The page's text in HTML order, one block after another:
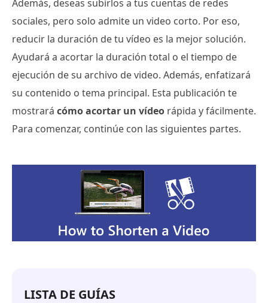
Además, deseas subirlos a tus cuentas de redes
sociales, pero solo admite un video corto. Por eso,
reducir la duración de tu vídeo es la mejor solución.
Ayudará a acortar la duración total o el tiempo de
ejecución de su archivo de video. Además, enfatizará
su contenido o tema principal. Esta publicación te
mostrará cómo acortar un vídeo rápida y fácilmente.
Para comenzar, continúe con las siguientes partes.
LISTA DE GUÍAS